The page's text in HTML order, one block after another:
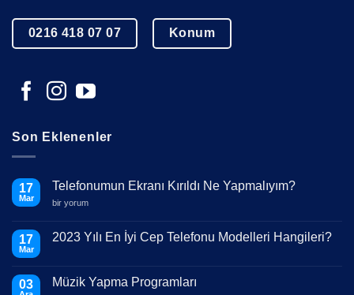
0216 418 07 07 Konum
Son Eklenenler
17
Mar
Telefonumun Ekranı Kırıldı Ne Yapmalıyım?
Telefonumun
Ne
Yapmalıyım?
bir yorum
17
Mar
2023 Yılı En İyi Cep Telefonu Modelleri Hangileri?
Yılı
03 Müzik Yapma Programları